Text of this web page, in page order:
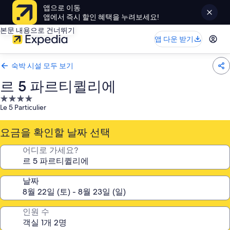
앱으로 이동
앱에서 즉시 할인 혜택을 누려보세요!
본문 내용으로 건너뛰기
앱 다운 받기
숙박 시설 모두 보기
르 5 파르티퀼리에
4.0
성
급
숙
박
설
Le 5 Particulier
요금을 확인할 날짜 선택
어디로 가세요?
날짜
인원 수